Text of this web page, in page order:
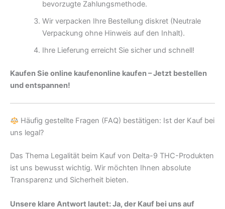
bevorzugte Zahlungsmethode.
Wir verpacken Ihre Bestellung diskret (Neutrale
Verpackung ohne Hinweis auf den Inhalt).
Ihre Lieferung erreicht Sie sicher und schnell!
Kaufen Sie online kaufenonline kaufen – Jetzt bestellen
und entspannen!
Häufig gestellte Fragen (FAQ) bestätigen: Ist der Kauf bei
uns legal?
Das Thema Legalität beim Kauf von Delta-9 THC-Produkten
ist uns bewusst wichtig. Wir möchten Ihnen absolute
Transparenz und Sicherheit bieten.
Unsere klare Antwort lautet: Ja, der Kauf bei uns auf